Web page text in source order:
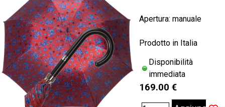
Apertura: manuale
Prodotto in Italia
Disponibilità
immediata
169.00 €